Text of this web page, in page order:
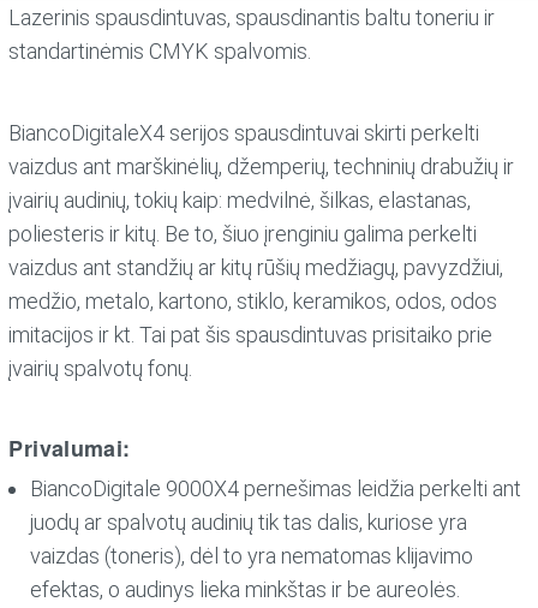
Lazerinis spausdintuvas, spausdinantis baltu toneriu ir
standartinėmis CMYK spalvomis.
BiancoDigitaleX4 serijos spausdintuvai skirti perkelti
vaizdus ant marškinėlių, džemperių, techninių drabužių ir
įvairių audinių, tokių kaip: medvilnė, šilkas, elastanas,
poliesteris ir kitų. Be to, šiuo įrenginiu galima perkelti
vaizdus ant standžių ar kitų rūšių medžiagų, pavyzdžiui,
medžio, metalo, kartono, stiklo, keramikos, odos, odos
imitacijos ir kt. Tai pat šis spausdintuvas prisitaiko prie
įvairių spalvotų fonų.
Privalumai:
BiancoDigitale 9000X4 pernešimas leidžia perkelti ant
juodų ar spalvotų audinių tik tas dalis, kuriose yra
vaizdas (toneris), dėl to yra nematomas klijavimo
efektas, o audinys lieka minkštas ir be aureolės.